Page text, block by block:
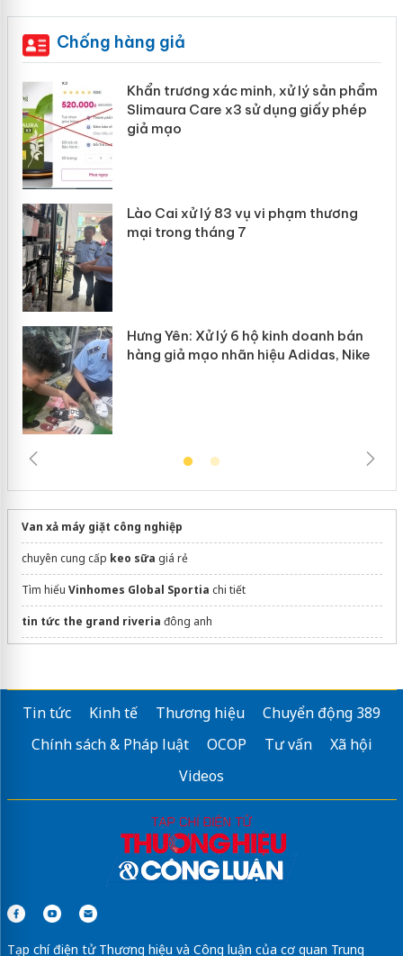
Chống hàng giả
Khẩn trương xác minh, xử lý sản phẩm
Slimaura Care x3 sử dụng giấy phép
giả mạo
Lào Cai xử lý 83 vụ vi phạm thương
mại trong tháng 7
Hưng Yên: Xử lý 6 hộ kinh doanh bán
hàng giả mạo nhãn hiệu Adidas, Nike
Van xả máy giặt công nghiệp
chuyên cung cấp keo sữa giá rẻ
Tìm hiểu Vinhomes Global Sportia chi tiết
tin tức the grand riveria đông anh
liền kề thanh hàgiá rẻ
Celadon CityTân Phú
Vinhomes Global SportiaHà Nội
Quạt hút âm trần 450
dán phim cách nhiệt ô tô
Sửa máy rửa bát bosch
Tin tức Kinh tế Thương hiệu
Chuyển động 389
Chính sách & Pháp luật
OCOP Tư vấn
Xã hội
Videos
Tạp chí điện tử Thương hiệu và Công luận của cơ quan Trung